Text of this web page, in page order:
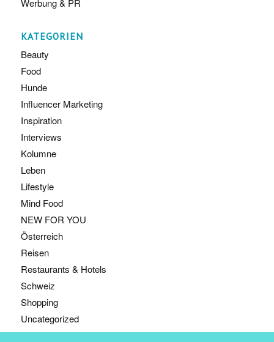
Werbung & PR
KATEGORIEN
Beauty
Food
Hunde
Influencer Marketing
Inspiration
Interviews
Kolumne
Leben
Lifestyle
Mind Food
NEW FOR YOU
Österreich
Reisen
Restaurants & Hotels
Schweiz
Shopping
Uncategorized